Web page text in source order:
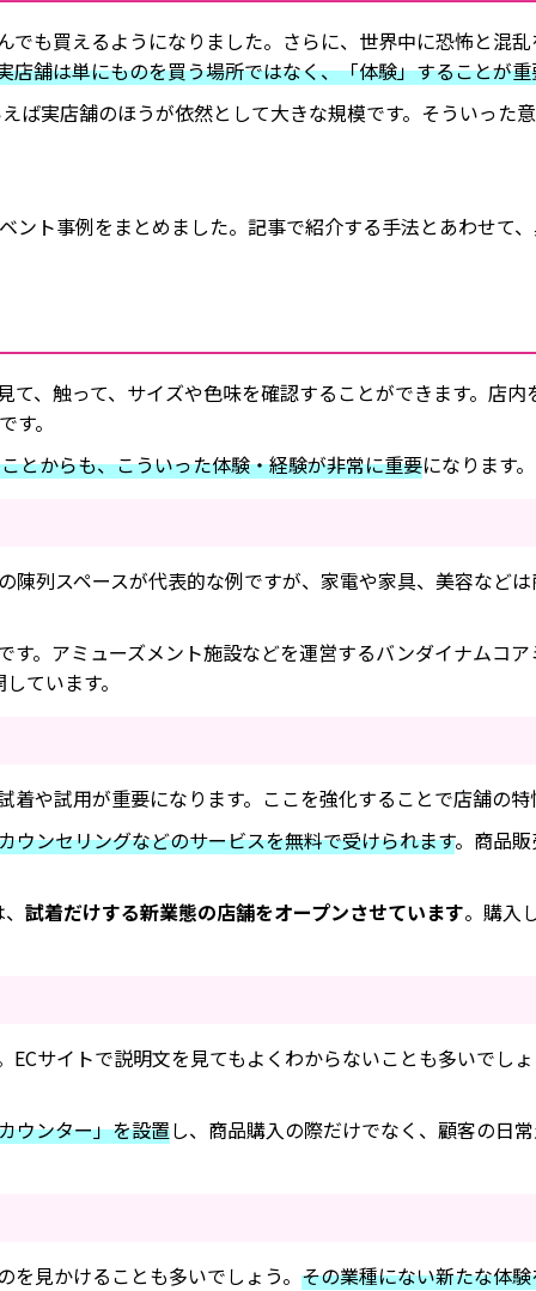
も買えるようになりました。さらに、世界中に恐怖と混
店舗は単にものを買う場所ではなく、「体験」することが重
ば実店舗のほうが依然として大きな規模です。そういっ
ト事例をまとめました。記事で紹介する手法とあわせて
、触って、サイズや色味を確認することができます。店
。
とからも、こういった体験・経験が非常に重要になります。
列スペースが代表的な例ですが、家電や家具、美容など
す。アミューズメント施設などを運営するバンダイナムコ
ています。
や試用が重要になります。ここを強化することで店舗の
ウンセリングなどのサービスを無料で受けられます。商品
試着だけする新業態の店舗をオープンさせています。購入
サイトで説明文を見てもよくわからないことも多いでし
ウンター」を設置し、商品購入の際だけでなく、顧客の日
見かけることも多いでしょう。 その業種にない新たな体